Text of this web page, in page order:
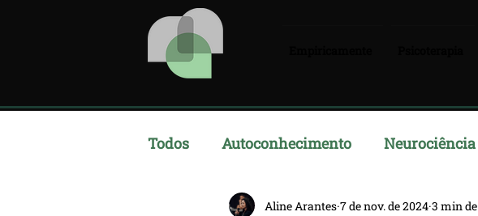
Todos Autoconhecimento
Aline Arantes 7 de nov. de 2024 3 min